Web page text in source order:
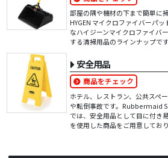
部屋の隅や機材の下まで簡単に
HYGEN マイクロファイバーパ
なハイジーンマイクロファイバ
する清掃用品のラインナップです
安全用品
商品をチェック
ホテル、レストラン、公共スペ
や転倒事故です。Rubbermaid
では、安全用品として目に付き
を使用した商品をご用意しており